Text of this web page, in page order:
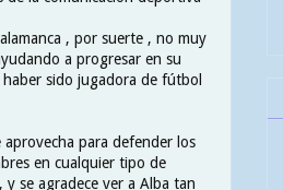
, por suerte , no muy
a progresar en su
sido jugadora de fútbol
para defender los
en cualquier tipo de
se agradece ver a Alba tan